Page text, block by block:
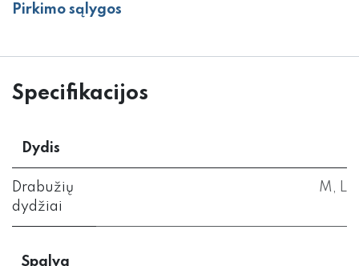
Pirkimo sąlygos
Specifikacijos
Dydis
Drabužių
dydžiai
M , L
Spalva